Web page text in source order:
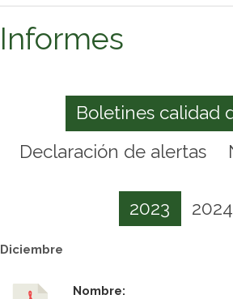
Informes
Boletines calidad
Declaración de alertas
2023 2024
Diciembre
Nombre: